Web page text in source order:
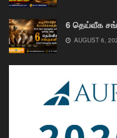
6 தெய்வீக
AUGUST 6,